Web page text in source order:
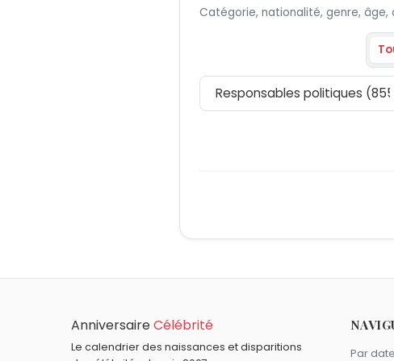
Catégorie, nationalité, genre, âge,
AnniversaireCélébrité
Le calendrier des naissances et disparitions
Par